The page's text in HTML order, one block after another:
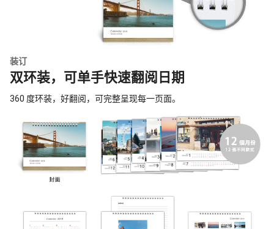
装订
双环装，可单手快速翻阅日期
360 度环装，好翻阅，可完整呈现每一页面。